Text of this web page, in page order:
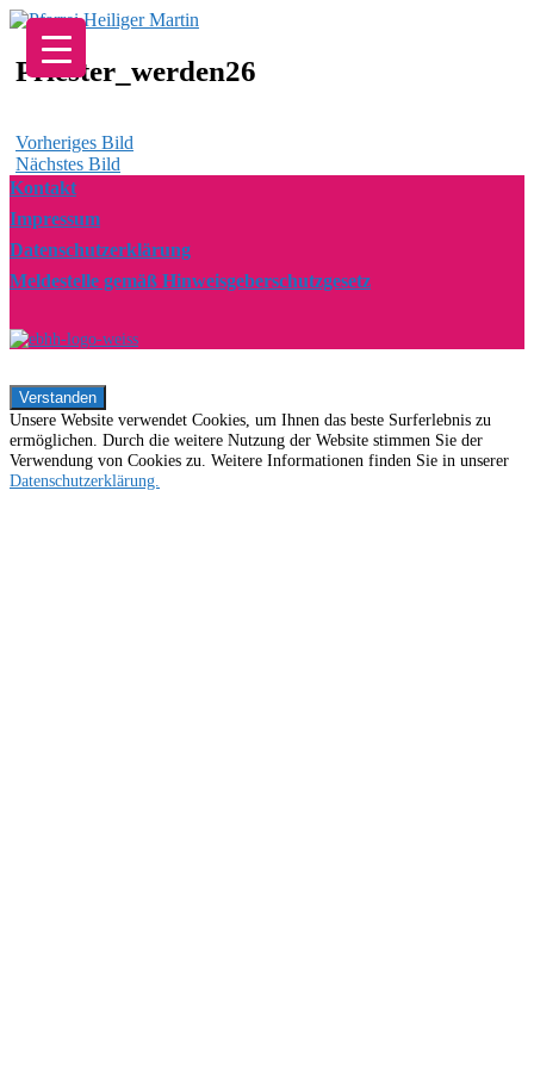
Zum
Inhalt
springen
Priester_werden26
Vorheriges Bild
Nächstes Bild
Kontakt
Impressum
Datenschutzerklärung
Meldestelle gemäß Hinweisgeberschutzgesetz
Unsere Website verwendet Cookies, um Ihnen das beste Surferlebnis zu
ermöglichen. Durch die weitere Nutzung der Website stimmen Sie der
Verwendung von Cookies zu. Weitere Informationen finden Sie in unserer
Datenschutzerklärung.